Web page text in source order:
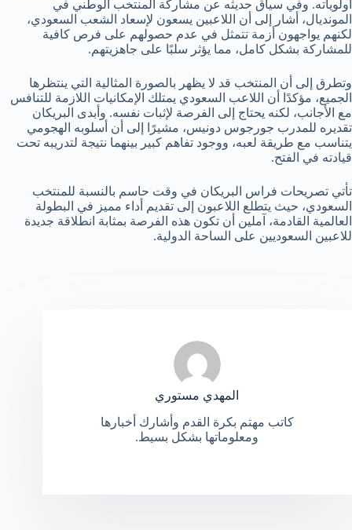
أولوياته. وفي سياق حديثه عن مشاركة المنتخب الوطني في
المونديال، أشار إلى أن اللاعبين يسعون لإسعاد الشعب السعودي،
لكنهم يواجهون أزمة تتمثل في عدم حصولهم على فرص كافية
للمشاركة بشكل كامل، مما يؤثر سلبًا على جاهزيتهم.
وتطرق إلى أن المنتخب قد لا يظهر بالصورة المثالية التي ينتظرها
الجميع، مؤكدًا أن اللاعب السعودي يمتلك الإمكانيات اللازمة للتنافس
مع الأجانب، لكنه يحتاج إلى الفرصة لإثبات نفسه. وأبدى البريكان
تقديره للمدرب جورجوس دونيس، مشيرًا إلى أن أسلوبه الهجومي
يتناسب مع طريقة لعبه، ووجود تفاهم كبير بينهما نتيجة لتدريبه تحت
قيادته في الفتح.
تأتي تصريحات فراس البريكان في وقت حاسم بالنسبة للمنتخب
السعودي، حيث يتطلع اللاعبون إلى تقديم أداء مميز في البطولة
العالمية القادمة، آملين أن تكون هذه الفرصة بمثابة انطلاقة جديدة
للاعبين السعوديين على الساحة الدولية.
المهدي مستوري
كاتب مهتم بكرة القدم وأشارك أخبارها
ومعلوماتها بشكل بسيط.